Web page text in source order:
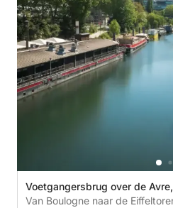
Voetgangersbrug over de
Billancourt, Frankrijk
Van Boulogne naar de